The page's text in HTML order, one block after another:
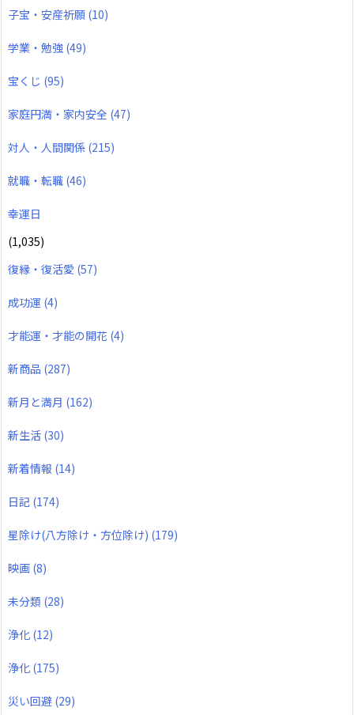
子宝・安産祈願 (10)
学業・勉強 (49)
宝くじ (95)
家庭円満・家内安全 (47)
対人・人間関係 (215)
就職・転職 (46)
幸運日
(1,035)
復縁・復活愛 (57)
成功運 (4)
才能運・才能の開花 (4)
新商品 (287)
新月と満月 (162)
新生活 (30)
新着情報 (14)
日記 (174)
星除け(八方除け・方位除け) (179)
映画 (8)
未分類 (28)
浄化 (12)
浄化 (175)
災い回避 (29)